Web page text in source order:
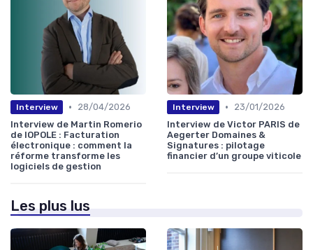
Interview •
28/04/2026
Interview de Martin Romerio
de IOPOLE : Facturation
électronique : comment la
réforme transforme les
logiciels de gestion
Interview •
23/01/2026
Interview de Victor PARIS de
Aegerter Domaines &
Signatures : pilotage
financier d’un groupe viticole
Les plus lus